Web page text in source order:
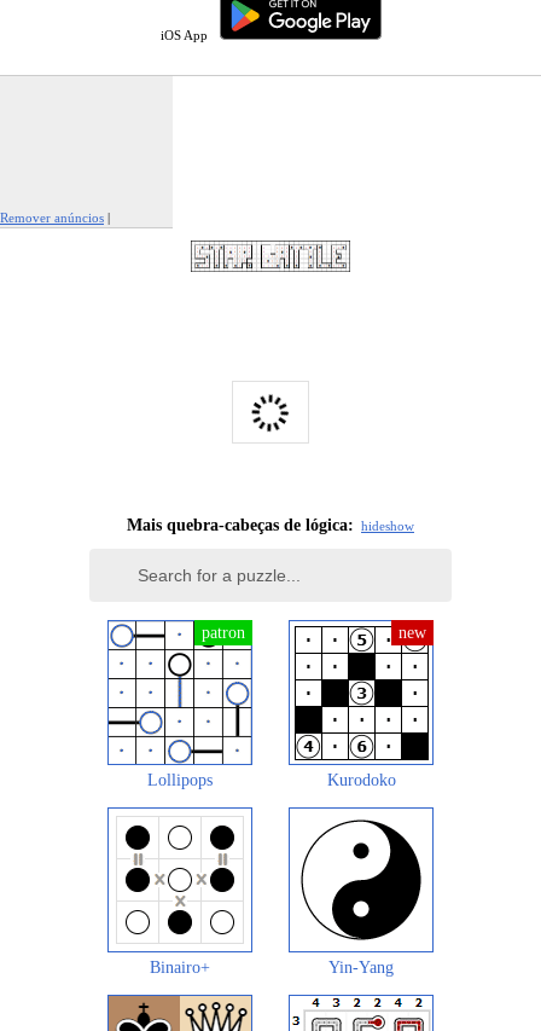
iOS App
Remover anúncios |
Mais quebra-cabeças de lógica: hideshow
Lollipops Kurodoko
Binairo+ Yin-Yang